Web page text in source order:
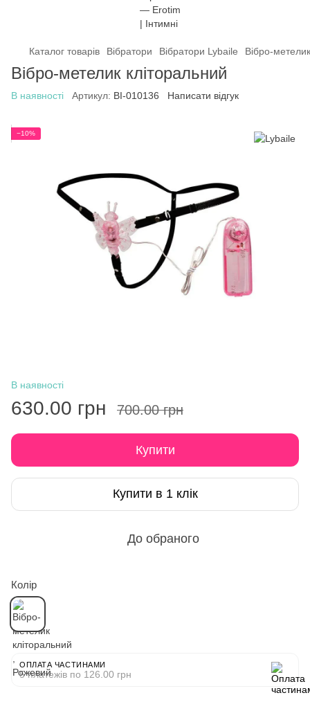
Каталог товарів Вібратори Вібратори Lybaile Вібро-
Вібро-метелик кліторальний
В наявності Артикул: BI-010136 Написати відгук
−10%
В наявності
630.00 грн 700.00 грн
Купити
Купити в 1 клік
До обраного
Колір
ОПЛАТА ЧАСТИНАМИ
5 платежів по 126.00 грн